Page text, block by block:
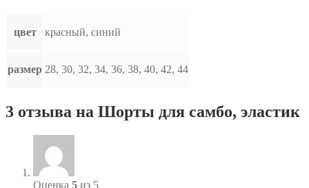
цвет красный, синий
размер 28, 30, 32, 34, 36, 38, 40, 42, 44
3 отзыва на Шорты для самбо, эластик
Оценка 5 из 5